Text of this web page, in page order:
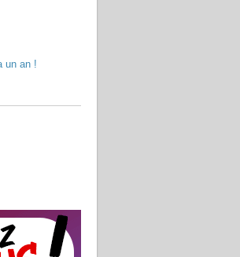
un an !